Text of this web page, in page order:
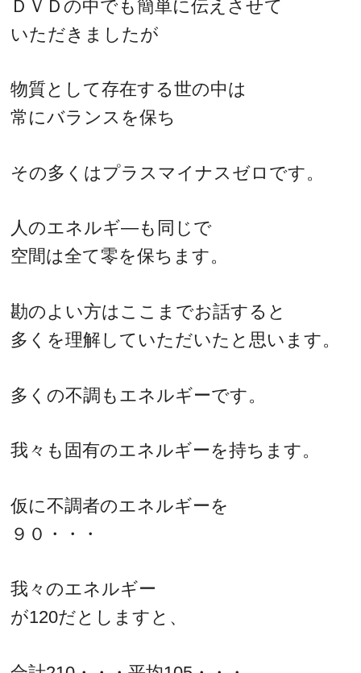
ＤＶＤの中でも簡単に伝えさせて
いただきましたが
物質として存在する世の中は
常にバランスを保ち
その多くはプラスマイナスゼロです。
人のエネルギ―も同じで
空間は全て零を保ちます。
勘のよい方はここまでお話すると
多くを理解していただいたと思います。
多くの不調もエネルギーです。
我々も固有のエネルギーを持ちます。
仮に不調者のエネルギーを
９０・・・
我々のエネルギー
が120だとしますと、